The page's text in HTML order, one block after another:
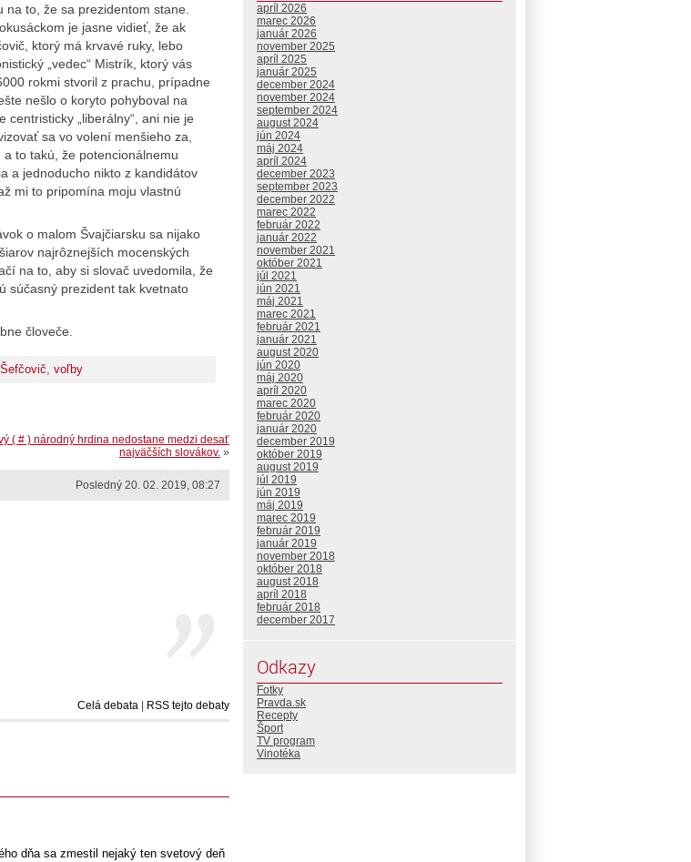
to, že sa prezidentom stane.
je jasne vidieť, že ak
ktorý má krvavé ruky, lebo
„vedec“ Mistrík, ktorý vás
rokmi stvoril z prachu, prípadne
nešlo o koryto pohyboval na
„liberálny“, ani nie je
sa vo volení menšieho za,
to takú, že potencionálnemu
a jednoducho nikto z kandidátov
mi to pripomína moju vlastnú
o malom Švajčiarsku sa nijako
najrôznejších mocenských
na to, aby si slovač uvedomila, že
súčasný prezident tak kvetnato
človeče.
Šefčovič, voľby
( # ) národný hrdina nedostane medzi desať
najväčších slovákov. »
Posledný 20. 02. 2019, 08:27
Celá debata RSS tejto debaty
dňa sa zmestil nejaký ten svetový deň
apríl 2026
marec 2026
január 2026
november 2025
apríl 2025
január 2025
december 2024
november 2024
september 2024
august 2024
jún 2024
máj 2024
apríl 2024
december 2023
september 2023
december 2022
marec 2022
február 2022
január 2022
november 2021
október 2021
júl 2021
jún 2021
máj 2021
marec 2021
február 2021
január 2021
august 2020
jún 2020
máj 2020
apríl 2020
marec 2020
február 2020
január 2020
december 2019
október 2019
august 2019
júl 2019
jún 2019
máj 2019
marec 2019
február 2019
január 2019
november 2018
október 2018
august 2018
apríl 2018
február 2018
december 2017
Odkazy
Fotky
Pravda.sk
Recepty
Šport
TV program
Vinotéka